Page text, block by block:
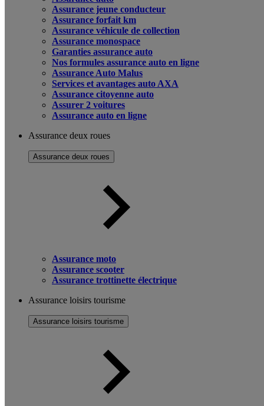
Assurance jeune conducteur
Assurance forfait km
Assurance véhicule de collection
Assurance monospace
Garanties assurance auto
Nos formules assurance auto en ligne
Assurance Auto Malus
Services et avantages auto AXA
Assurance citoyenne auto
Assurer 2 voitures
Assurance auto en ligne
Assurance deux roues
Assurance deux roues
Assurance moto
Assurance scooter
Assurance trottinette électrique
Assurance loisirs tourisme
Assurance loisirs tourisme